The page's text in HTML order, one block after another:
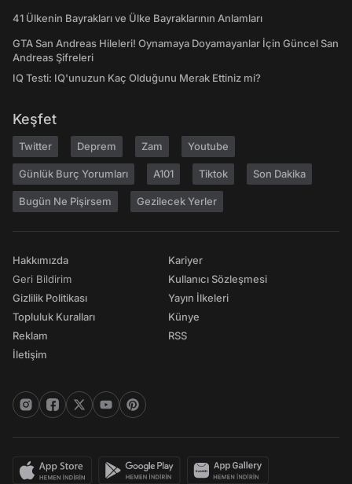
41 Ülkenin Bayrakları ve Ülke Bayraklarının Anlamları
GTA San Andreas Hileleri! Oynamaya Doyamayanlar İçin Güncel San
Andreas Şifreleri
IQ Testi: IQ'unuzun Kaç Olduğunu Merak Ettiniz mi?
Keşfet
Twitter Deprem Zam Youtube
Günlük Burç Yorumları A101 Tiktok Son Dakika
Bugün Ne Pişirsem Gezilecek Yerler
Hakkımızda
Geri Bildirim
Gizlilik Politikası
Topluluk Kuralları
Reklam
İletişim
Kariyer
Kullanıcı Sözleşmesi
Yayın İlkeleri
Künye
RSS